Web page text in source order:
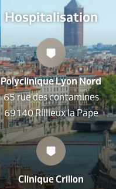
Hospitalisation
Polyclinique Lyon Nord
65 rue des contamines
69140 Rillieux la Pape
Clinique Crillon